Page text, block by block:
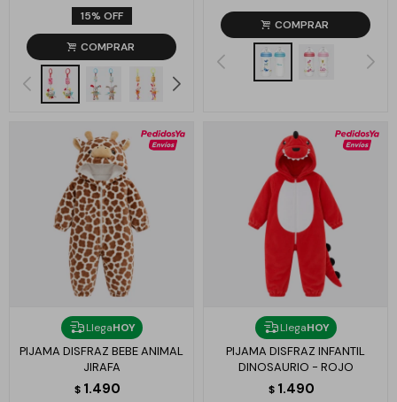
15
LlegaHOY
PIJAMA DISFRAZ BEBE ANIMAL
JIRAFA
$ 1.490
LlegaHOY
PIJAMA DISFRAZ INFANTIL
DINOSAURIO - ROJO
$ 1.490